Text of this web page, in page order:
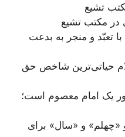
تشیع
در مکتب تشیع
تعبّد و منجر به بدعت
حیاتی‌ترین شاخص حق
یک امام معصوم است؛
و «سال» برای